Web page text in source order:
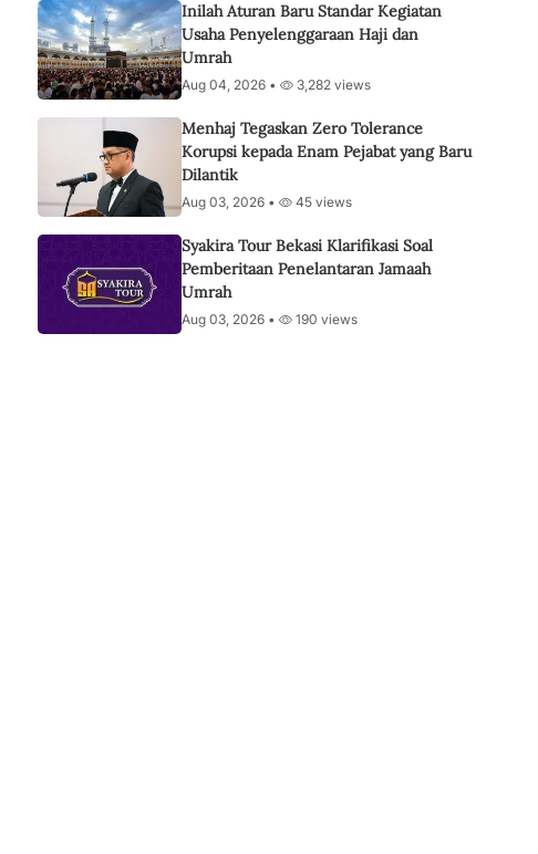
Inilah Aturan Baru Standar Kegiatan
Usaha Penyelenggaraan Haji dan
Umrah
Aug 04, 2026 • 3,282 views
Menhaj Tegaskan Zero Tolerance
Korupsi kepada Enam Pejabat yang Baru
Dilantik
Aug 03, 2026 • 45 views
Syakira Tour Bekasi Klarifikasi Soal
Pemberitaan Penelantaran Jamaah
Umrah
Aug 03, 2026 • 190 views